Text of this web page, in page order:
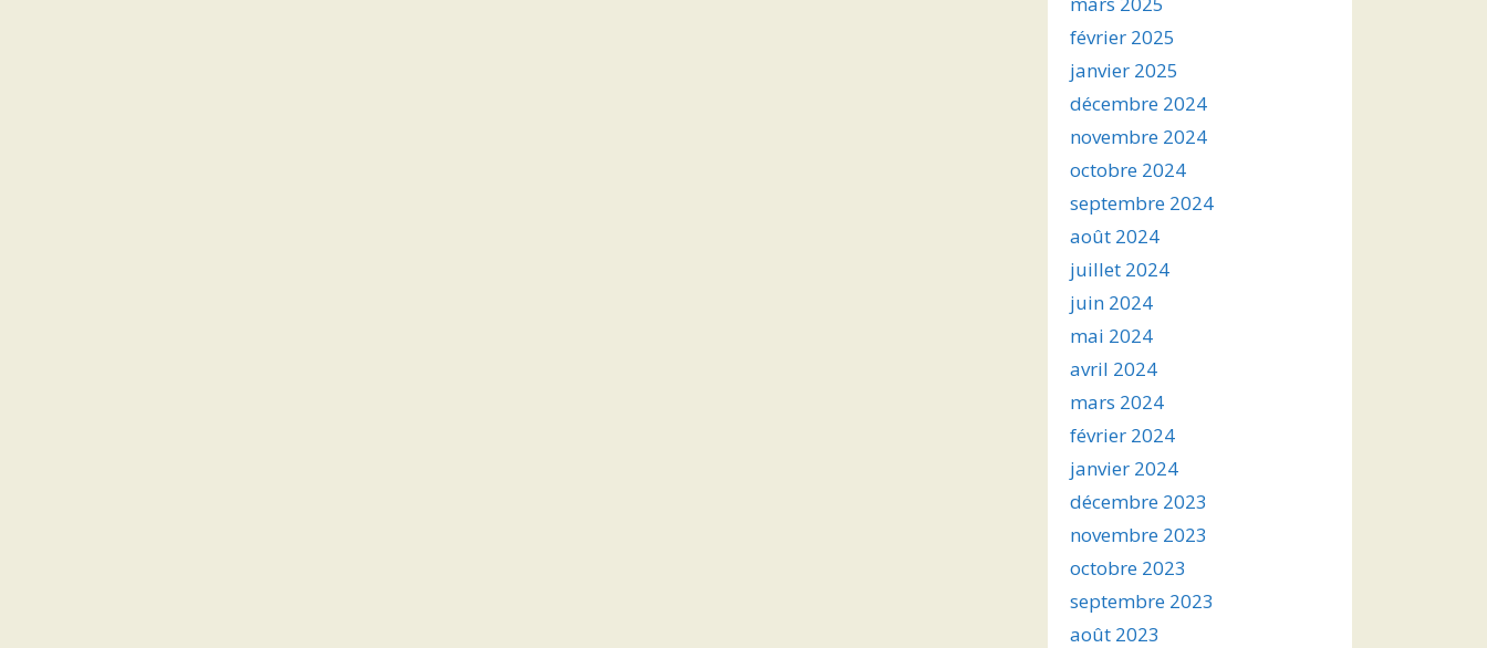
février 2025
janvier 2025
décembre 2024
novembre 2024
octobre 2024
septembre 2024
août 2024
juillet 2024
juin 2024
mai 2024
avril 2024
mars 2024
février 2024
janvier 2024
décembre 2023
novembre 2023
octobre 2023
septembre 2023
août 2023